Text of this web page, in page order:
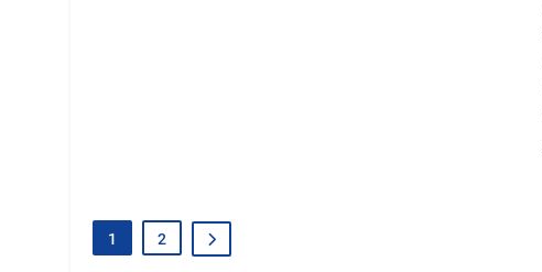
1 2